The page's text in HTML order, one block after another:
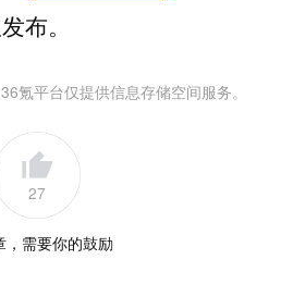
布。
氪平台仅提供信息存储空间服务。
27
，需要你的鼓励